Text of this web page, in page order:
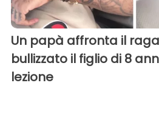
Un papà affronta il
bullizzato il figlio di 8
lezione